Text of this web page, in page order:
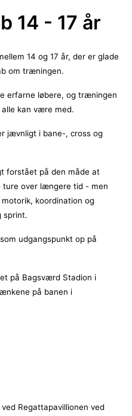
14 - 17 år
14 og 17 år, der er glade
om træningen.
erfarne løbere, og træningen
kan være med.
jævnligt i bane-, cross og
forstået på den måde at
over længere tid - men
koordination og
sprint.
udgangspunkt op på
på Bagsværd Stadion i
på banen i
Regattapavillionen ved